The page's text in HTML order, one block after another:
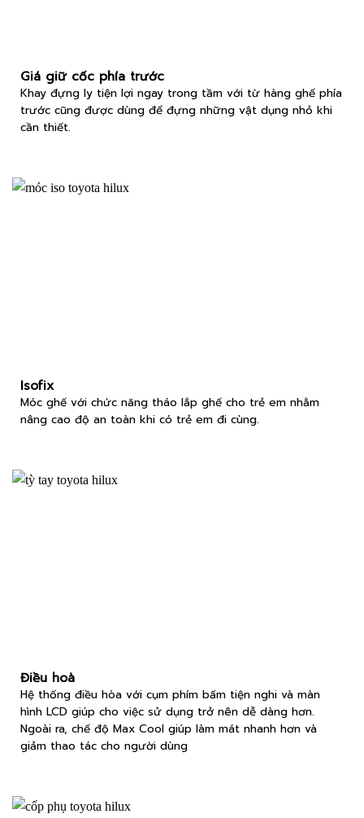
Giá giữ cốc phía trước
Khay đựng ly tiện lợi ngay trong tầm với từ hàng ghế phía
trước cũng được dùng để đựng những vật dụng nhỏ khi
cần thiết.
Isofix
Móc ghế với chức năng tháo lắp ghế cho trẻ em nhằm
nâng cao độ an toàn khi có trẻ em đi cùng.
Điều hoà
Hệ thống điều hòa với cụm phím bấm tiện nghi và màn
hình LCD giúp cho việc sử dụng trở nên dễ dàng hơn.
Ngoài ra, chế độ Max Cool giúp làm mát nhanh hơn và
giảm thao tác cho người dùng